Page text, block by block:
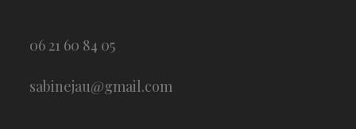
06 21 60 84 05
sabinejau@gmail.com